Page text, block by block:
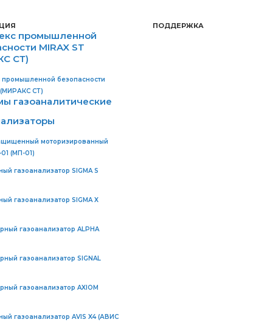
промышленной
MIRAX ST
СТ)
промышленной безопасности
(МИРАКС СТ)
газоаналитические
моторизированный
(МП-01)
газоанализатор SIGMA S
газоанализатор SIGMA X
газоанализатор ALPHA
газоанализатор SIGNAL
газоанализатор AXIOM
газоанализатор AVIS X4 (АВИС
ПОДДЕРЖКА